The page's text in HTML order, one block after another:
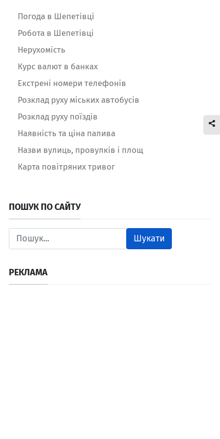
Погода в Шепетівці
Робота в Шепетівці
Нерухомість
Курс валют в банках
Екстрені номери телефонів
Розклад руху міських автобусів
Розклад руху поїздів
Наявність та ціна палива
Назви вулиць, провулків і площ
Карта повітряних тривог
ПОШУК ПО САЙТУ
Шукати
РЕКЛАМА